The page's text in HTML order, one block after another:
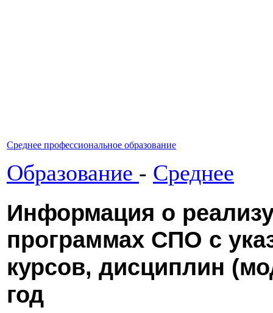
Среднее профессиональное образование
Образование - Среднее
Информация о
программах СПО с
курсов, дисциплин
год